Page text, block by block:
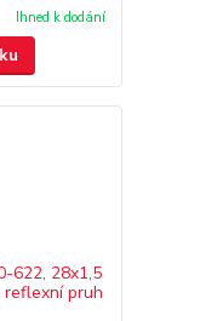
Ihned k dodání